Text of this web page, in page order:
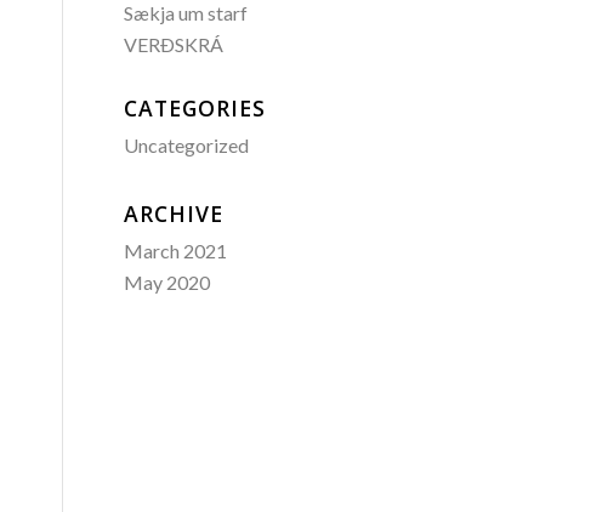
Sækja um starf
VERÐSKRÁ
CATEGORIES
Uncategorized
ARCHIVE
March 2021
May 2020